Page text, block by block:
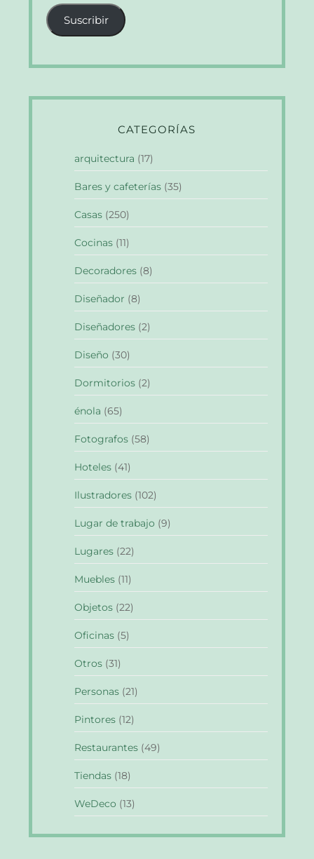
correo
electrónico
Suscribir
CATEGORÍAS
arquitectura (17)
Bares y cafeterías (35)
Casas (250)
Cocinas (11)
Decoradores (8)
Diseñador (8)
Diseñadores (2)
Diseño (30)
Dormitorios (2)
énola (65)
Fotografos (58)
Hoteles (41)
Ilustradores (102)
Lugar de trabajo (9)
Lugares (22)
Muebles (11)
Objetos (22)
Oficinas (5)
Otros (31)
Personas (21)
Pintores (12)
Restaurantes (49)
Tiendas (18)
WeDeco (13)